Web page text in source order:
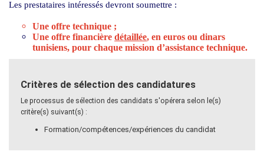
Les prestataires intéressés devront soumettre :
Une offre technique ;
Une offre financière détaillée, en euros ou dinars
tunisiens, pour chaque mission d’assistance technique.
Critères de sélection des candidatures
Le processus de sélection des candidats s'opérera selon le(s)
critère(s) suivant(s) :
Formation/compétences/expériences du candidat